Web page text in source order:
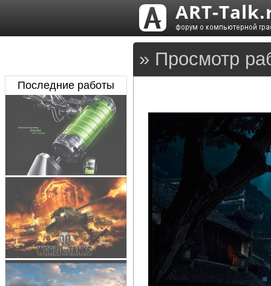
» Просмотр
Последние работы